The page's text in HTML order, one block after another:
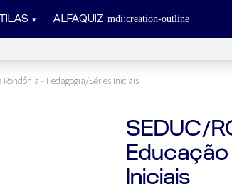
ALFAQUIZ
- Pedagogia/Séries Iniciais
SEDUC/
Iniciais